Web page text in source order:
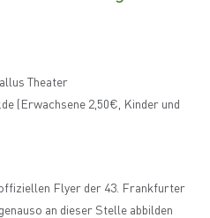
Theater
(Erwachsene 2,50€, Kinder und
Flyer der 43. Frankfurter
an dieser Stelle abbilden